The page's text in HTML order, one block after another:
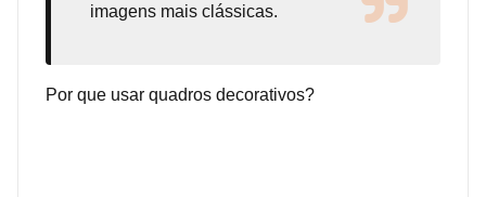
imagens mais clássicas.
Por que usar quadros decorativos?